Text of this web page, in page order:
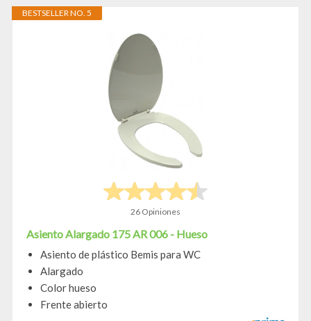
BESTSELLER NO. 5
26 Opiniones
Asiento Alargado 175 AR 006 - Hueso
Asiento de plástico Bemis para WC
Alargado
Color hueso
Frente abierto